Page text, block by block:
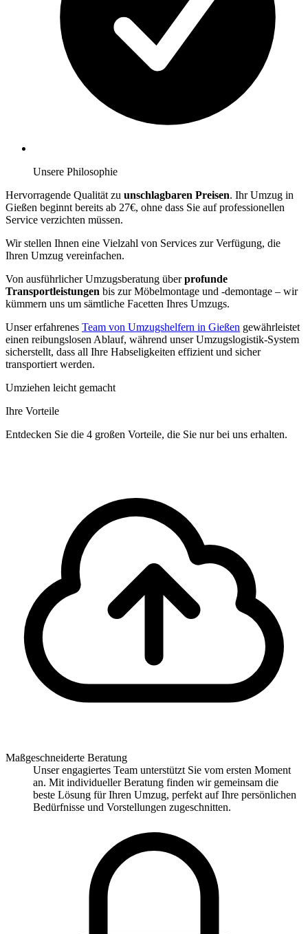
Unsere Philosophie
Hervorragende Qualität zu unschlagbaren Preisen. Ihr Umzug in
Gießen beginnt bereits ab 27€, ohne dass Sie auf professionellen
Service verzichten müssen.
Wir stellen Ihnen eine Vielzahl von Services zur Verfügung, die
Ihren Umzug vereinfachen.
Von ausführlicher Umzugsberatung überprofunde
Transportleistungen bis zur Möbelmontage und -demontage – wir
kümmern uns um sämtliche Facetten Ihres Umzugs.
Unser erfahrenes Team von Umzugshelfern in Gießen gewährleistet
einen reibungslosen Ablauf, während unser Umzugslogistik-System
sicherstellt, dass all Ihre Habseligkeiten effizient und sicher
transportiert werden.
Umziehen leicht gemacht
Ihre Vorteile
Entdecken Sie die 4 großen Vorteile, die Sie nur bei uns erhalten.
Maßgeschneiderte Beratung
Unser engagiertes Team unterstützt Sie vom ersten Moment
an. Mit individueller Beratung finden wir gemeinsam die
beste Lösung für Ihren Umzug, perfekt auf Ihre persönlichen
Bedürfnisse und Vorstellungen zugeschnitten.